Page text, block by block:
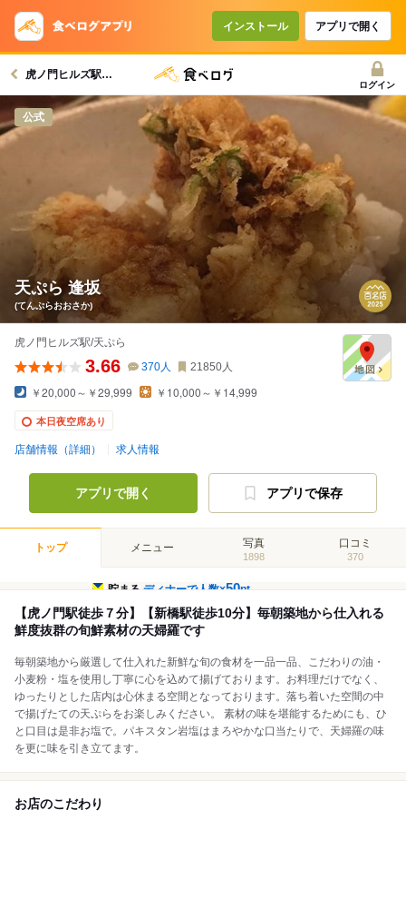
インストール アプリで開く
虎ノ門ヒルズ駅グルメへ
ログイン
公式
天ぷら 逢坂
(てんぷらおおさか)
虎ノ門ヒルズ駅/天ぷら
3.66 370人 21850人
￥20,000～￥29,999 ￥10,000～￥14,999
本日夜空席あり
店舗情報（詳細） 求人情報
アプリで開く アプリで保存
トップ メニュー 写真
1898
口コミ
370
貯まるディナーで人数×50pt
【虎ノ門駅徒歩７分】【新橋駅徒歩10分】毎朝築地から仕入れる
鮮度抜群の旬鮮素材の天婦羅です
毎朝築地から厳選して仕入れた新鮮な旬の食材を一品一品、こだわりの油・
小麦粉・塩を使用し丁寧に心を込めて揚げております。お料理だけでなく、
ゆったりとした店内は心休まる空間となっております。落ち着いた空間の中
で揚げたての天ぷらをお楽しみください。 素材の味を堪能するためにも、ひ
と口目は是非お塩で。パキスタン岩塩はまろやかな口当たりで、天婦羅の味
を更に味を引き立てます。
お店のこだわり